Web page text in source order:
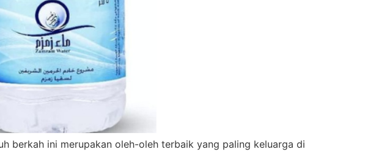
berkah ini merupakan oleh-oleh terbaik yang paling keluarga di